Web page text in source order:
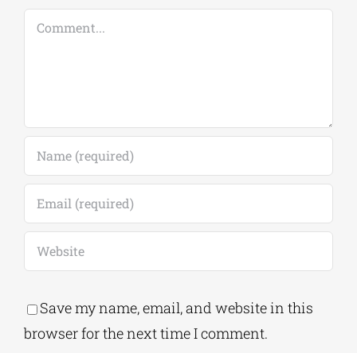
Save my name, email, and website in this
browser for the next time I comment.